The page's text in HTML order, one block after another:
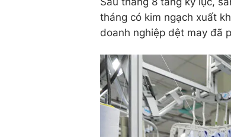
tháng có kim ngạch xuất
doanh nghiệp dệt may đã